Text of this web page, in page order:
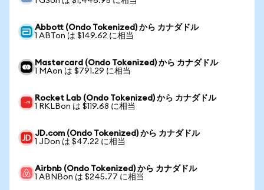
Abbott (Ondo Tokenized) から カナダドル
1 ABTon は $149.62 に相当
Mastercard (Ondo Tokenized) から カナダドル
1 MAon は $791.29 に相当
Rocket Lab (Ondo Tokenized) から カナダドル
1 RKLBon は $119.68 に相当
JD.com (Ondo Tokenized) から カナダドル
1 JDon は $47.22 に相当
Airbnb (Ondo Tokenized) から カナダドル
1 ABNBon は $245.77 に相当